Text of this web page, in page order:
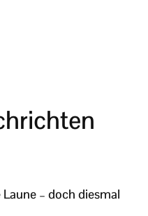
– doch diesmal